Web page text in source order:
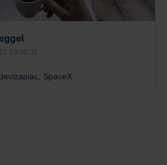
08:31
SpaceX